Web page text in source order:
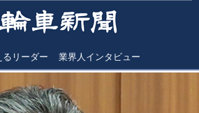
るリーダー 業界人インタビュー